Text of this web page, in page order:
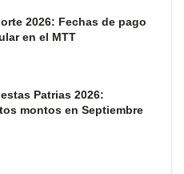
2026: Fechas de pago
en el MTT
Patrias 2026:
montos en Septiembre